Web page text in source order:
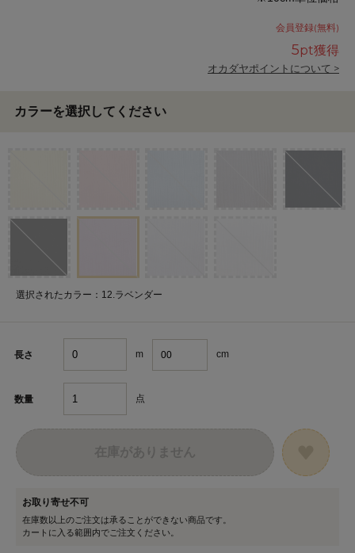
会員登録(無料)
5pt獲得
オカダヤポイントについて >
カラーを選択してください
選択されたカラー：12.ラベンダー
長さ m cm
数量 点
お取り寄せ不可
在庫数以上のご注文は承ることができない商品です。
カートに入る範囲内でご注文ください。